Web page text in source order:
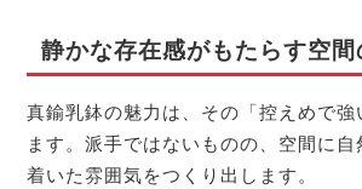
静かな存在感がもたらす空間
真鍮乳鉢の魅力は、その「控えめで強
ます。派手ではないものの、空間に自
着いた雰囲気をつくり出します。